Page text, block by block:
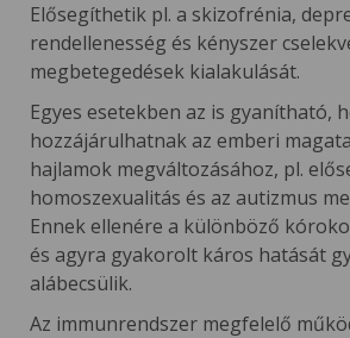
Elősegíthetik pl. a skizofrénia,
rendellenesség és kényszer
megbetegedések kialakulását.
Egyes esetekben az is gyanítható,
hozzájárulhatnak az emberi
hajlamok megváltozásához, pl.
homoszexualitás és az autizmus
Ennek ellenére a különböző
és agyra gyakorolt káros hatását
alábecsülik.
Az immunrendszer megfelelő